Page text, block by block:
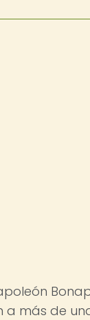
a más de